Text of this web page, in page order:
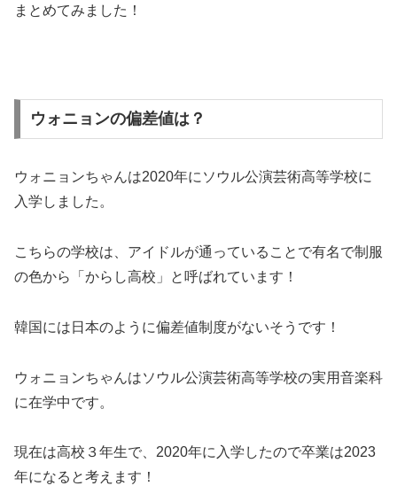
まとめてみました！
ウォニョンの偏差値は？
ウォニョンちゃんは2020年にソウル公演芸術高等学校に
入学しました。
こちらの学校は、アイドルが通っていることで有名で制服
の色から「からし高校」と呼ばれています！
韓国には日本のように偏差値制度がないそうです！
ウォニョンちゃんはソウル公演芸術高等学校の実用音楽科
に在学中です。
現在は高校３年生で、2020年に入学したので卒業は2023
年になると考えます！